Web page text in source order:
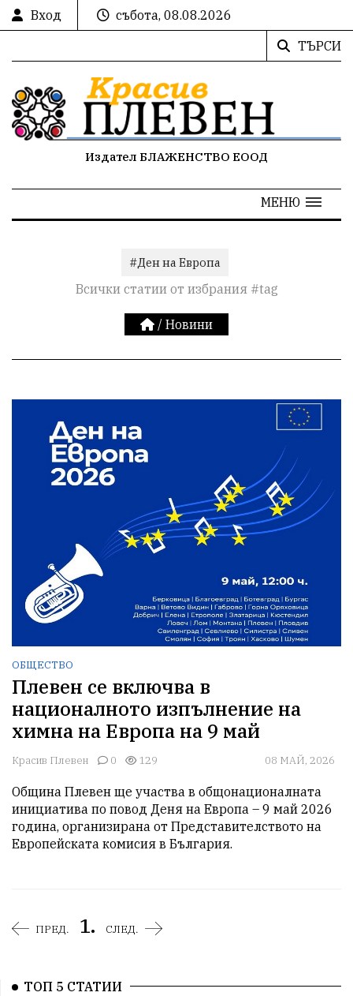
Вход
събота, 08.08.2026
ТЪРСИ
Издател БЛАЖЕНСТВО ЕООД
МЕНЮ
#Ден на Европа
Всички статии от избрания #tag
/ Новини
ОБЩЕСТВО
Плевен се включва в
националното изпълнение на
химна на Европа на 9 май
Красив Плевен 0 129 08 МАЙ, 2026
Община Плевен ще участва в общонационалната
инициатива по повод Деня на Европа – 9 май 2026
година, организирана от Представителството на
Европейската комисия в България.
ПРЕД. 1. СЛЕД.
ТОП 5 СТАТИИ